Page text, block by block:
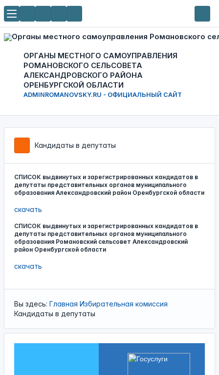
ОРГАНЫ МЕСТНОГО САМОУПРАВЛЕНИЯ
РОМАНОВСКОГО СЕЛЬСОВЕТА
АЛЕКСАНДРОВСКОГО РАЙОНА
ОРЕНБУРГСКОЙ ОБЛАСТИ
ADMINROMANOVSKY.RU - ОФИЦИАЛЬНЫЙ САЙТ
Кандидаты в депутаты
СПИСОК выдвинутых и зарегистрированных кандидатов в
депутаты представительных органов муниципального
образования Александровский район Оренбургской области
скачать
СПИСОК выдвинутых и зарегистрированных кандидатов в
депутаты представительных органов муниципального
образования Романовский сельсовет Александровский
район Оренбургской области
скачать
Вы здесь: Главная Избирательная комиссия
Кандидаты в депутаты